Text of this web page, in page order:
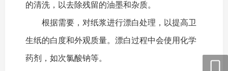
的清洗，以去除残留的油墨和杂质。
根据需要，对纸浆进行漂白处理，以提高卫
生纸的白度和外观质量。漂白过程中会使用化学
药剂，如次氯酸钠等。